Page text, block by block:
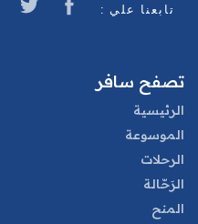
تابعنا علي :
تصفح سافر
الرئيسية
الموسوعة
الرحلات
الرَحّالة
المنح